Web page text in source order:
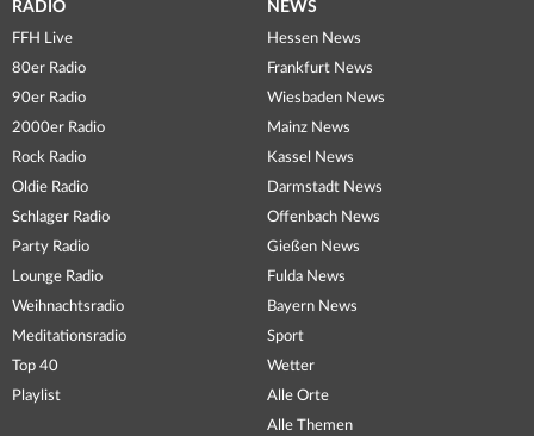
RADIO
FFH Live
80er Radio
90er Radio
2000er Radio
Rock Radio
Oldie Radio
Schlager Radio
Party Radio
Lounge Radio
Weihnachtsradio
Meditationsradio
Top 40
Playlist
NEWS
Hessen News
Frankfurt News
Wiesbaden News
Mainz News
Kassel News
Darmstadt News
Offenbach News
Gießen News
Fulda News
Bayern News
Sport
Wetter
Alle Orte
Alle Themen